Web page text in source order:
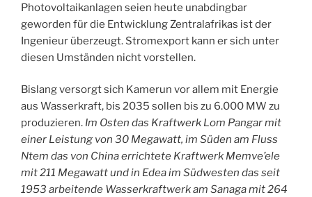
Photovoltaikanlagen seien heute unabdingbar
geworden für die Entwicklung Zentralafrikas ist der
Ingenieur überzeugt. Stromexport kann er sich unter
diesen Umständen nicht vorstellen.
Bislang versorgt sich Kamerun vor allem mit Energie
aus Wasserkraft, bis 2035 sollen bis zu 6.000 MW zu
produzieren. Im Osten das Kraftwerk Lom Pangar mit
einer Leistung von 30 Megawatt, im Süden am Fluss
Ntem das von China errichtete Kraftwerk Memve’ele
mit 211 Megawatt und in Edea im Südwesten das seit
1953 arbeitende Wasserkraftwerk am Sanaga mit 264